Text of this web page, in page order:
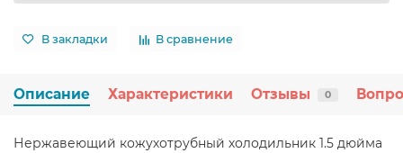
В закладки В сравнение
Описание Характеристики Отзывы 0
Нержавеющий кожухотрубный холодильник 1.5 дюйма